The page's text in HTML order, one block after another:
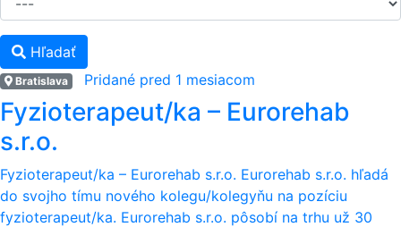
Hľadať
Bratislava Pridané pred 1 mesiacom
Fyzioterapeut/ka – Eurorehab
s.r.o.
Fyzioterapeut/ka – Eurorehab s.r.o. Eurorehab s.r.o. hľadá
do svojho tímu nového kolegu/kolegyňu na pozíciu
fyzioterapeut/ka. Eurorehab s.r.o. pôsobí na trhu už 30